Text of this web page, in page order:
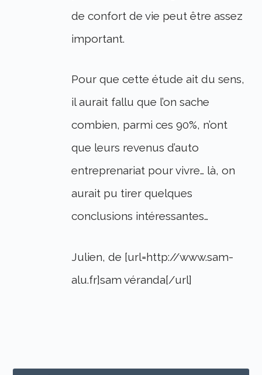
de confort de vie peut être assez
important.
Pour que cette étude ait du sens,
il aurait fallu que l’on sache
combien, parmi ces 90%, n’ont
que leurs revenus d’auto
entreprenariat pour vivre… là, on
aurait pu tirer quelques
conclusions intéressantes…
Julien, de [url=http://www.sam-
alu.fr]sam véranda[/url]